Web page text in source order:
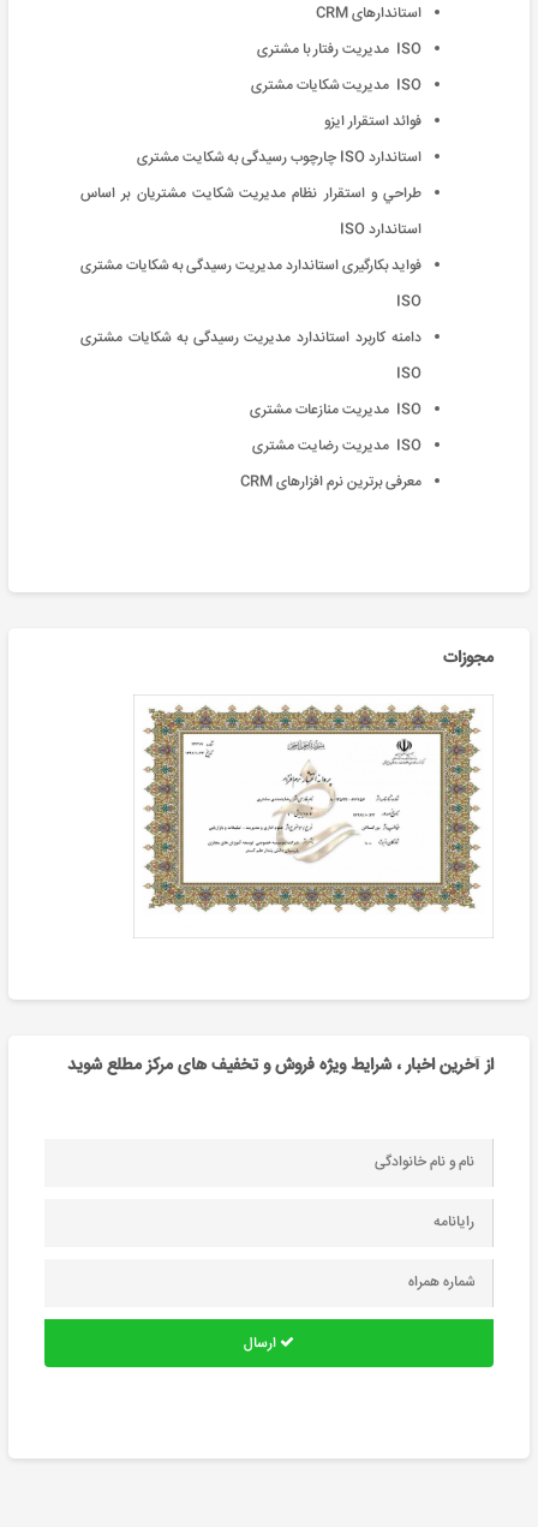
استاندارهای CRM
ISO مدیریت رفتار با مشتری
ISO مدیریت شکایات مشتری
فوائد استقرار ایزو
استاندارد ISO چارچوب رسیدگی به شکایت مشتری
طراحي و استقرار نظام مديريت شکایت مشتریان بر اساس
استاندارد ISO
فواید بکارگیری استاندارد مدیریت رسیدگی به شکایات مشتری
ISO
دامنه کاربرد استاندارد مدیریت رسیدگی به شکایات مشتری
ISO
ISO مدیریت منازعات مشتری
ISO مدیریت رضایت مشتری
معرفی برترین نرم افزارهای CRM
مجوزات
از آخرین اخبار ، شرایط ویژه فروش و تخفیف های مرکز مطلع شوید
ارسال